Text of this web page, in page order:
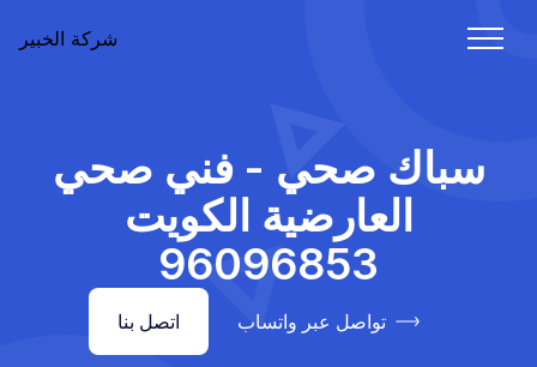
شركة الخبير
سباك صحي - فني صحي
العارضية الكويت
96096853
اتصل بنا تواصل عبر واتساب